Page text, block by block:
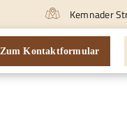
Kemnader
Zum Kontaktformular